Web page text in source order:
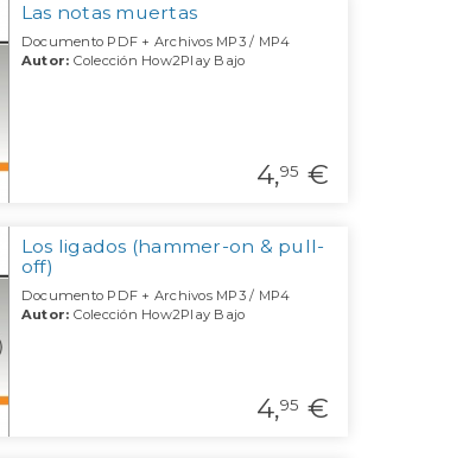
Las notas muertas
Documento PDF + Archivos MP3 / MP4
Autor: Colección How2Play Bajo
4,95 €
Los ligados (hammer-on & pull-
off)
Documento PDF + Archivos MP3 / MP4
Autor: Colección How2Play Bajo
4,95 €